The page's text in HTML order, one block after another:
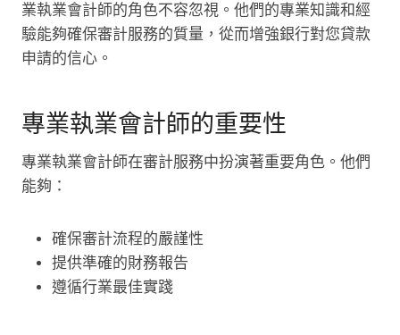
業執業會計師的角色不容忽視。他們的專業知識和經
驗能夠確保審計服務的質量，從而增強銀行對您貸款
申請的信心。
專業執業會計師的重要性
專業執業會計師在審計服務中扮演著重要角色。他們
能夠：
確保審計流程的嚴謹性
提供準確的財務報告
遵循行業最佳實踐